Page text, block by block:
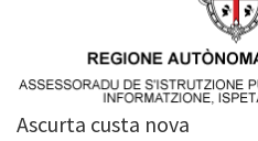
Ascurta custa nova